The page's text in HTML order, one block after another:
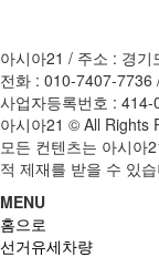
아시아21 / 주소 : 경
전화 : 010-7407-
사업자등록번호 :
아시아21 © All Rights
모든 컨텐츠는 아시아
적 제재를 받을 수 있
MENU
홈으로
선거유세차량